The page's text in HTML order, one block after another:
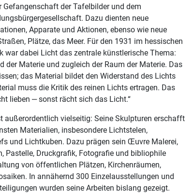
Gefangenschaft der Tafelbilder und dem
Dazu dienten neue
Apparate und Aktionen, ebenso wie neue
Plätze, das Meer. Für den 1931 im hessischen
war dabei Licht das zentrale künstlerische Thema:
der Materie und zugleich der Raum der Materie. Das
das Material bildet den Widerstand des Lichts
muss die Kritik des reinen Lichts ertragen. Das
lieben ‒ sonst rächt sich das Licht.“
außerordentlich vielseitig: Seine Skulpturen erschafft
Materialien, insbesondere Lichtstelen,
und Lichtkuben. Dazu prägen sein Œuvre Malerei,
Pastelle, Druckgrafik, Fotografie und bibliophile
von öffentlichen Plätzen, Kirchenräumen,
In annähernd 300 Einzelausstellungen und
wurden seine Arbeiten bislang gezeigt.